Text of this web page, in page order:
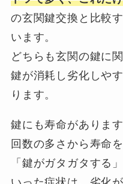
の玄関鍵交換と比較
います。
どちらも玄関の鍵に
鍵が消耗し劣化しや
ります。
鍵にも寿命がありま
回数の多さから寿命
「鍵がガタガタする